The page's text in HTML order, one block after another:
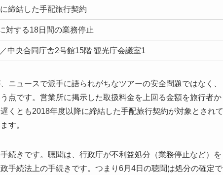
締結した手配旅行契約
対する18日間の業務停止
中央合同庁舎2号館15階 観光庁会議室1
ニュースで派手に語られがちなツアーの安全問題ではなく、
点です。営業所に掲示した取扱料金を上回る金額を旅行者か
くとも2018年度以降に締結した手配旅行契約が対象とされて
す。
続きです。聴聞は、行政庁が不利益処分（業務停止など）を
手続法上の手続きです。つまり6月4日の聴聞は処分の確定で